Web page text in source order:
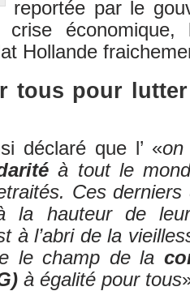
reportée par le
Hollande
tous pour
déclaré que l’ «on
à tout le
Ces
la hauteur de
à l’abri de la
le champ de la
à égalité pour tous